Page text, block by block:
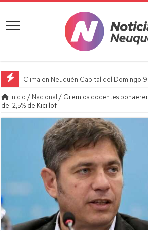
Clima en Neuquén Capital del Domingo
Inicio / Nacional / Gremios docentes
del 2,5% de Kicillof